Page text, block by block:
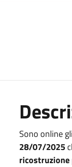
Sono online
28/07/2025